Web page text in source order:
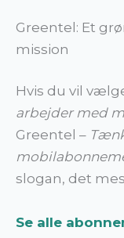
Greentel: Et
mission
Hvis du vil
arbejder med
Greentel –
slogan, det
Se alle